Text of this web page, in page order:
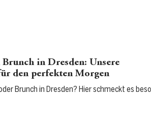
in Dresden: Unsere
den perfekten Morgen
Brunch in Dresden? Hier schmeckt es